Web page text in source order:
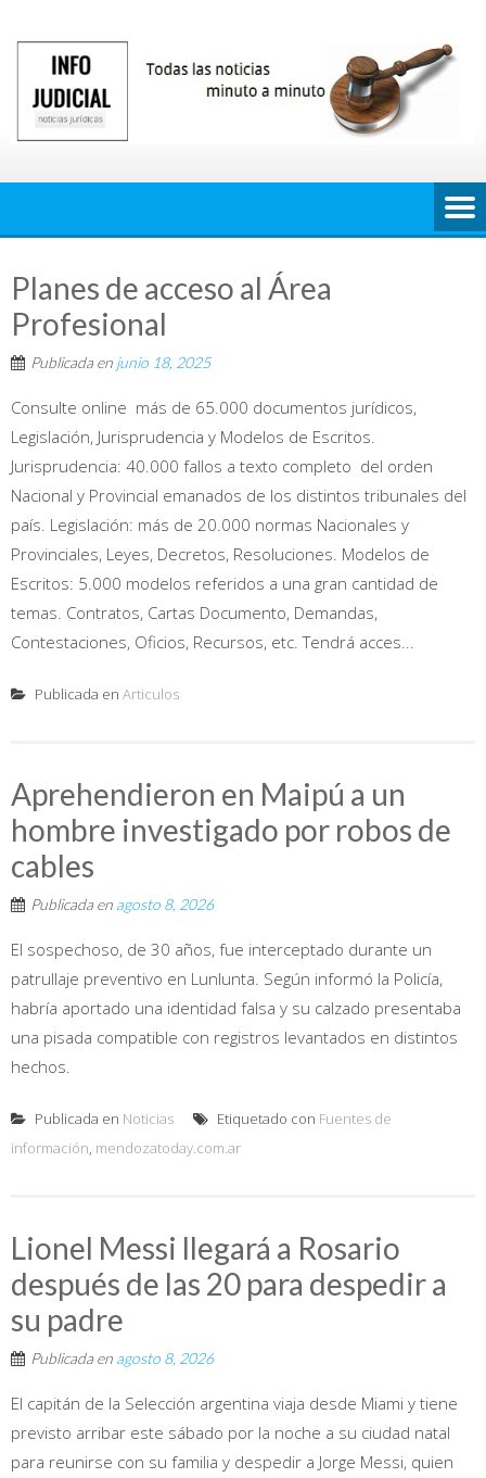
contenido
Planes de acceso al Área
Profesional
Publicada en junio 18, 2025
Consulte online más de 65.000 documentos jurídicos,
Legislación, Jurisprudencia y Modelos de Escritos.
Jurisprudencia: 40.000 fallos a texto completo del orden
Nacional y Provincial emanados de los distintos tribunales del
país. Legislación: más de 20.000 normas Nacionales y
Provinciales, Leyes, Decretos, Resoluciones. Modelos de
Escritos: 5.000 modelos referidos a una gran cantidad de
temas. Contratos, Cartas Documento, Demandas,
Contestaciones, Oficios, Recursos, etc. Tendrá acces...
Publicada en Articulos
Aprehendieron en Maipú a un
hombre investigado por robos de
cables
Publicada en agosto 8, 2026
El sospechoso, de 30 años, fue interceptado durante un
patrullaje preventivo en Lunlunta. Según informó la Policía,
habría aportado una identidad falsa y su calzado presentaba
una pisada compatible con registros levantados en distintos
hechos.
Publicada en Noticias Etiquetado con Fuentes de
información, mendozatoday.com.ar
Lionel Messi llegará a Rosario
después de las 20 para despedir a
su padre
Publicada en agosto 8, 2026
El capitán de la Selección argentina viaja desde Miami y tiene
previsto arribar este sábado por la noche a su ciudad natal
para reunirse con su familia y despedir a Jorge Messi, quien